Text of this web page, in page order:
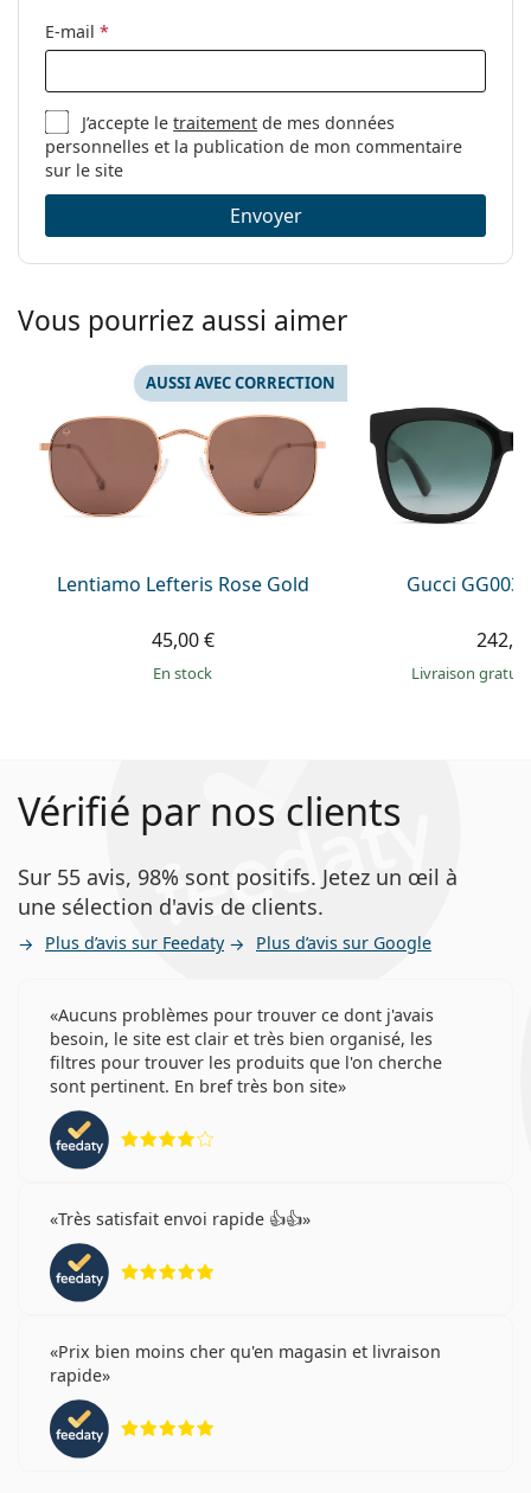
E-mail *
J’accepte letraitement de mes données
personnelles et la publication de mon commentaire
sur le site
Envoyer
Vous pourriez aussi aimer
Lentiamo Lefteris Rose Gold
AUSSI AVEC CORRECTION
45,00 €
en stock
Gucci
Livraison
Vérifié par nos clients
Sur 55 avis, 98% sont positifs. Jetez un œil à
une sélection d'avis de clients.
Plus d’avis sur Feedaty Plus d’avis sur Google
Aucuns problèmes pour trouver ce dont j'avais
besoin, le site est clair et très bien organisé, les
filtres pour trouver les produits que l'on cherche
sont pertinent. En bref très bon site
Très satisfait envoi rapide 👍👍
Prix bien moins cher qu'en magasin et livraison
rapide